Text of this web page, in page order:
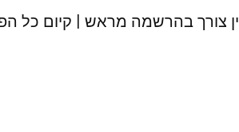
צורך בהרשמה מראש | קיום כל